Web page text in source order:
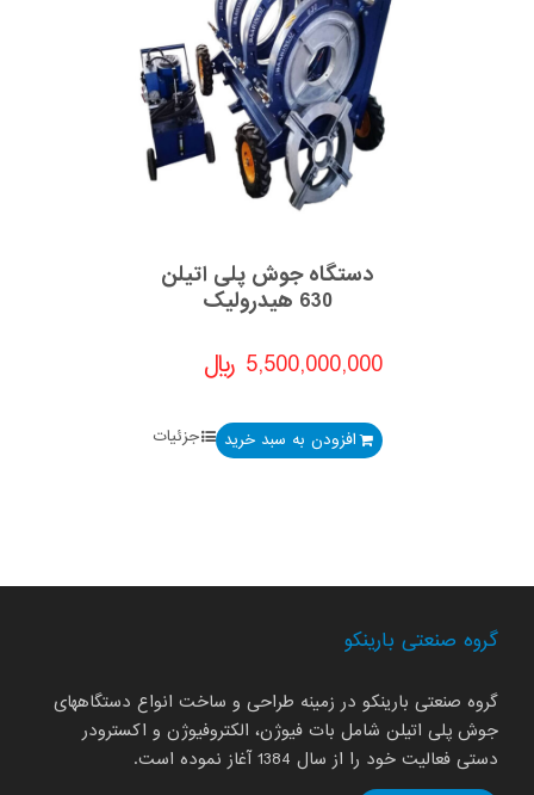
دستگاه جوش پلی اتیلن
630 هیدرولیک
﷼ 5,500,000,000
افزودن به سبد خرید جزئیات
گروه صنعتی بارینکو
گروه صنعتی بارینکو در زمینه طراحی و ساخت انواع دستگاههای
جوش پلی اتیلن شامل بات فیوژن، الکتروفیوژن و اکسترودر
دستی فعالیت خود را از سال 1384 آغاز نموده است.